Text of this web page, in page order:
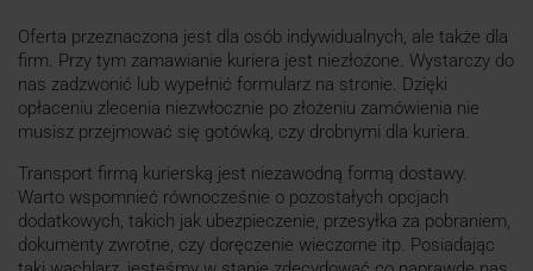
Oferta przeznaczona jest dla osób indywidualnych, ale także dla
firm. Przy tym zamawianie kuriera jest niezłożone. Wystarczy do
nas zadzwonić lub wypełnić formularz na stronie. Dzięki
opłaceniu zlecenia niezwłocznie po złożeniu zamówienia nie
musisz przejmować się gotówką, czy drobnymi dla kuriera.
Transport firmą kurierską jest niezawodną formą dostawy.
Warto wspomnieć równocześnie o pozostałych opcjach
dodatkowych, takich jak ubezpieczenie, przesyłka za pobraniem,
dokumenty zwrotne, czy doręczenie wieczorne itp. Posiadając